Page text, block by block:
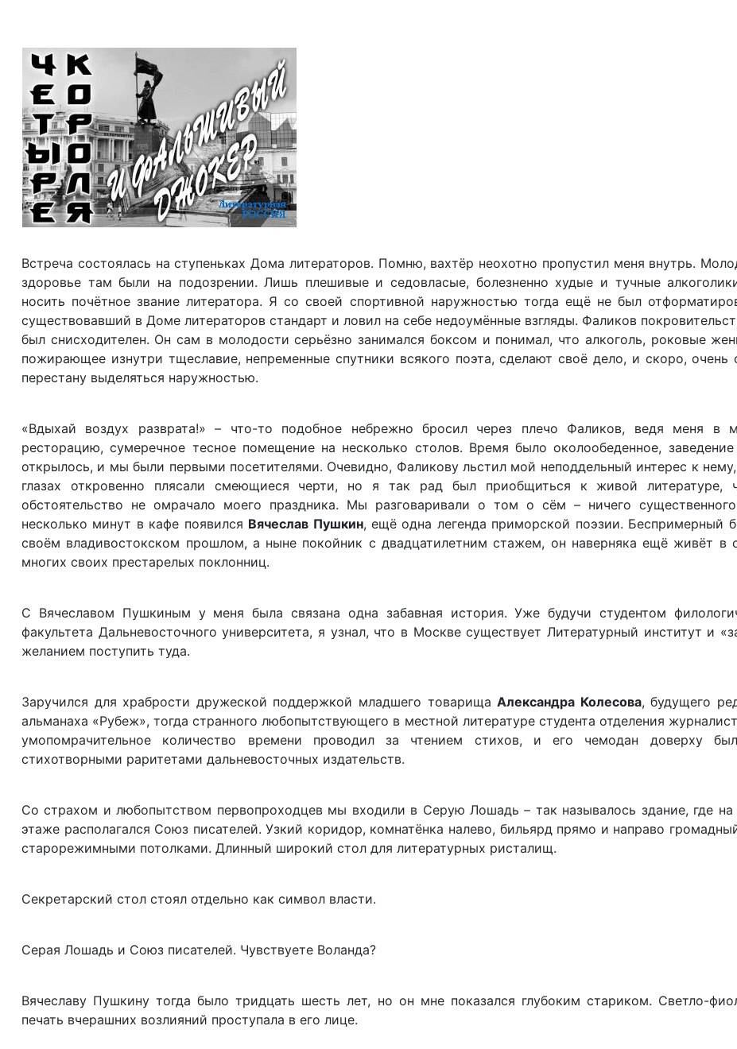
Встреча состоялась на ступеньках Дома литераторов. Помню, вахтёр неохотно пропустил меня внутрь.
здоровье там были на подозрении. Лишь плешивые и седовласые, болезненно худые и тучные
носить почётное звание литератора. Я со своей спортивной наружностью тогда ещё не был
существовавший в Доме литераторов стандарт и ловил на себе недоумённые взгляды. Фаликов
был снисходителен. Он сам в молодости серьёзно занимался боксом и понимал, что алкоголь, роковые
пожирающее изнутри тщеславие, непременные спутники всякого поэта, сделают своё дело, и скоро, очень
перестану выделяться наружностью.
«Вдыхай воздух разврата!» – что-то подобное небрежно бросил через плечо Фаликов, ведя меня в
ресторацию, сумеречное тесное помещение на несколько столов. Время было околообеденное, заведение
открылось, и мы были первыми посетителями. Очевидно, Фаликову льстил мой неподдельный интерес к
глазах откровенно плясали смеющиеся черти, но я так рад был приобщиться к живой литературе,
обстоятельство не омрачало моего праздника. Мы разговаривали о том о сём – ничего
несколько минут в кафе появился Вячеслав Пушкин, ещё одна легенда приморской поэзии. Беспримерный
своём владивостокском прошлом, а ныне покойник с двадцатилетним стажем, он наверняка ещё живёт в
многих своих престарелых поклонниц.
С Вячеславом Пушкиным у меня была связана одна забавная история. Уже будучи студентом
факультета Дальневосточного университета, я узнал, что в Москве существует Литературный институт и
желанием поступить туда.
Заручился для храбрости дружеской поддержкой младшего товарищаАлександра Колесова, будущего
альманаха «Рубеж», тогда странного любопытствующего в местной литературе студента отделения
умопомрачительное количество времени проводил за чтением стихов, и его чемодан доверху
стихотворными раритетами дальневосточных издательств.
Со страхом и любопытством первопроходцев мы входили в Серую Лошадь – так называлось здание, где на
этаже располагался Союз писателей. Узкий коридор, комнатёнка налево, бильярд прямо и направо
старорежимными потолками. Длинный широкий стол для литературных ристалищ.
Секретарский стол стоял отдельно как символ власти.
Серая Лошадь и Союз писателей. Чувствуете Воланда?
Вячеславу Пушкину тогда было тридцать шесть лет, но он мне показался глубоким стариком. Светло-
печать вчерашних возлияний проступала в его лице.